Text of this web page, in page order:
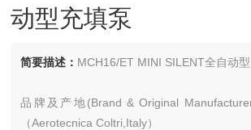
动型充填泵
简要描述： MCH16/ET MINI SILENT全自动
品牌及产地(Brand & Original
（Aerotecnica Coltri,Italy）